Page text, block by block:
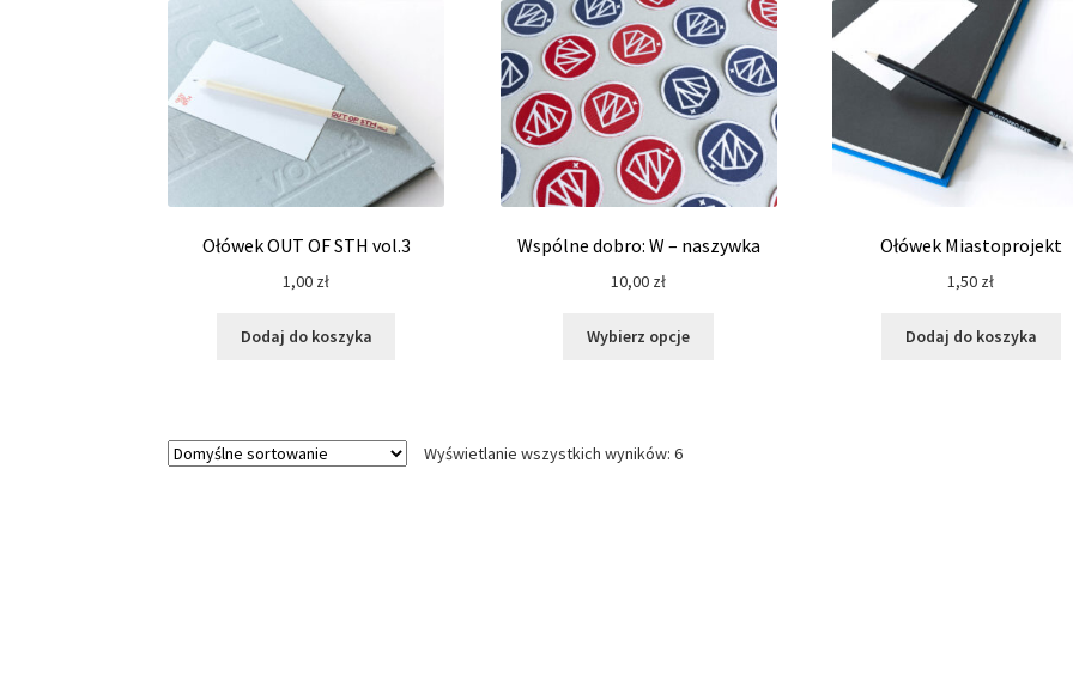
Ołówek OUT OF STH vol.3
1,00 zł
Dodaj do koszyka
Wspólne dobro: W – naszywka
10,00 zł
Wybierz opcje
Ołówek Miastoprojekt
1,50 zł
Dodaj do koszyka
Wyświetlanie wszystkich wyników: 6